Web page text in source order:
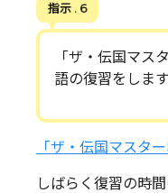
指示 . 6
「ザ・伝国マス
語の復習をします
「ザ・伝国マスタ
しばらく復習の時間